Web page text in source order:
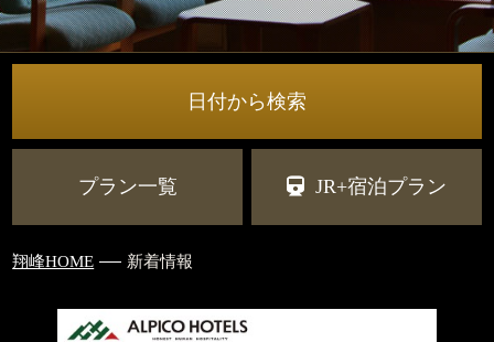
日付から検索
プラン一覧 JR+宿泊プラン
翔峰HOME 新着情報